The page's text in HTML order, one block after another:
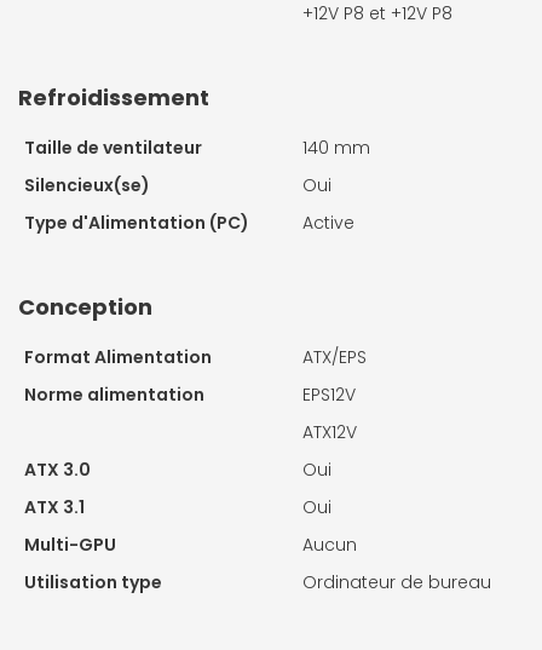
+12V P8 et +12V P8
Refroidissement
Taille de ventilateur
140 mm
Silencieux(se)
Oui
Type d'Alimentation (PC)
Active
Conception
Format Alimentation
ATX/EPS
Norme alimentation
EPS12V
ATX12V
ATX 3.0
Oui
ATX 3.1
Oui
Multi-GPU
Aucun
Utilisation type
Ordinateur de bureau